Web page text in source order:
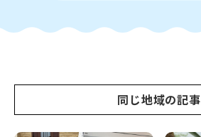
同じ地域の記事